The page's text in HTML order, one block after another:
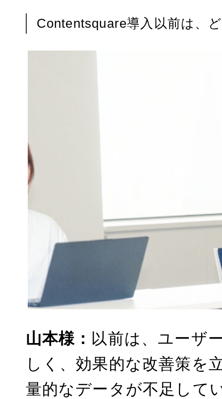
Contentsquare導入以前は、
山本様： 以前は、ユーザ
しく、効果的な改善策を
量的なデータが不足して